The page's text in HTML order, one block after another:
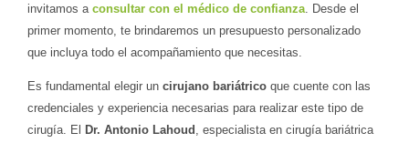
invitamos a consultar con el médico de confianza . Desde el
primer momento, te brindaremos un presupuesto personalizado
que incluya todo el acompañamiento que necesitas.
Es fundamental elegir un cirujano bariátrico que cuente con las
credenciales y experiencia necesarias para realizar este tipo de
cirugía. El Dr. Antonio Lahoud , especialista en cirugía bariátrica